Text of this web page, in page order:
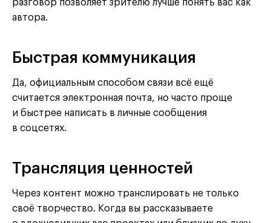
разговор позволяет зрителю лучше понять вас как
автора.
Быстрая коммуникация
Да, официальным способом связи всё ещё
считается электронная почта, но часто проще
и быстрее написать в личные сообщения
в соцсетях.
Трансляция ценностей
Через контент можно транслировать не только
своё творчество. Когда вы рассказываете